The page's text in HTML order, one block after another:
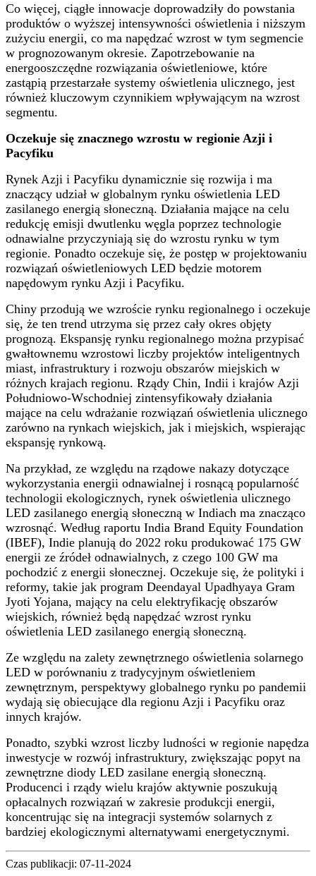
Co więcej, ciągłe innowacje doprowadziły do ​​powstania
produktów o wyższej intensywności oświetlenia i niższym
zużyciu energii, co ma napędzać wzrost w tym segmencie
w prognozowanym okresie. Zapotrzebowanie na
energooszczędne rozwiązania oświetleniowe, które
zastąpią przestarzałe systemy oświetlenia ulicznego, jest
również kluczowym czynnikiem wpływającym na wzrost
segmentu.
Oczekuje się znacznego wzrostu w regionie Azji i
Pacyfiku
Rynek Azji i Pacyfiku dynamicznie się rozwija i ma
znaczący udział w globalnym rynku oświetlenia LED
zasilanego energią słoneczną. Działania mające na celu
redukcję emisji dwutlenku węgla poprzez technologie
odnawialne przyczyniają się do wzrostu rynku w tym
regionie. Ponadto oczekuje się, że postęp w projektowaniu
rozwiązań oświetleniowych LED będzie motorem
napędowym rynku Azji i Pacyfiku.
Chiny przodują we wzroście rynku regionalnego i oczekuje
się, że ten trend utrzyma się przez cały okres objęty
prognozą. Ekspansję rynku regionalnego można przypisać
gwałtownemu wzrostowi liczby projektów inteligentnych
miast, infrastruktury i rozwoju obszarów miejskich w
różnych krajach regionu. Rządy Chin, Indii i krajów Azji
Południowo-Wschodniej zintensyfikowały działania
mające na celu wdrażanie rozwiązań oświetlenia ulicznego
zarówno na rynkach wiejskich, jak i miejskich, wspierając
ekspansję rynkową.
Na przykład, ze względu na rządowe nakazy dotyczące
wykorzystania energii odnawialnej i rosnącą popularność
technologii ekologicznych, rynek oświetlenia ulicznego
LED zasilanego energią słoneczną w Indiach ma znacząco
wzrosnąć. Według raportu India Brand Equity Foundation
(IBEF), Indie planują do 2022 roku produkować 175 GW
energii ze źródeł odnawialnych, z czego 100 GW ma
pochodzić z energii słonecznej. Oczekuje się, że polityki i
reformy, takie jak program Deendayal Upadhyaya Gram
Jyoti Yojana, mający na celu elektryfikację obszarów
wiejskich, również będą napędzać wzrost rynku
oświetlenia LED zasilanego energią słoneczną.
Ze względu na zalety zewnętrznego oświetlenia solarnego
LED w porównaniu z tradycyjnym oświetleniem
zewnętrznym, perspektywy globalnego rynku po pandemii
wydają się obiecujące dla regionu Azji i Pacyfiku oraz
innych krajów.
Ponadto, szybki wzrost liczby ludności w regionie napędza
inwestycje w rozwój infrastruktury, zwiększając popyt na
zewnętrzne diody LED zasilane energią słoneczną.
Producenci i rządy wielu krajów aktywnie poszukują
opłacalnych rozwiązań w zakresie produkcji energii,
koncentrując się na integracji systemów solarnych z
bardziej ekologicznymi alternatywami energetycznymi.
Czas publikacji: 07-11-2024